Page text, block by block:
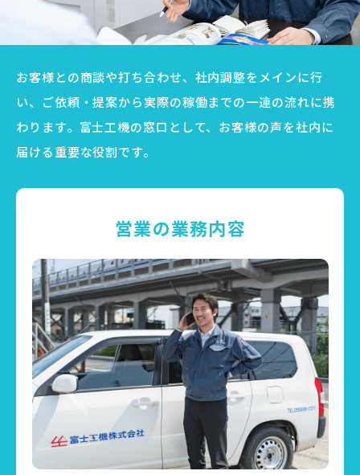
お客様との商談や打ち合わせ、社内調整をメインに行
い、ご依頼・提案から実際の稼働までの一連の流れに携
わります。富士工機の窓口として、お客様の声を社内に
届ける重要な役割です。
営業の業務内容